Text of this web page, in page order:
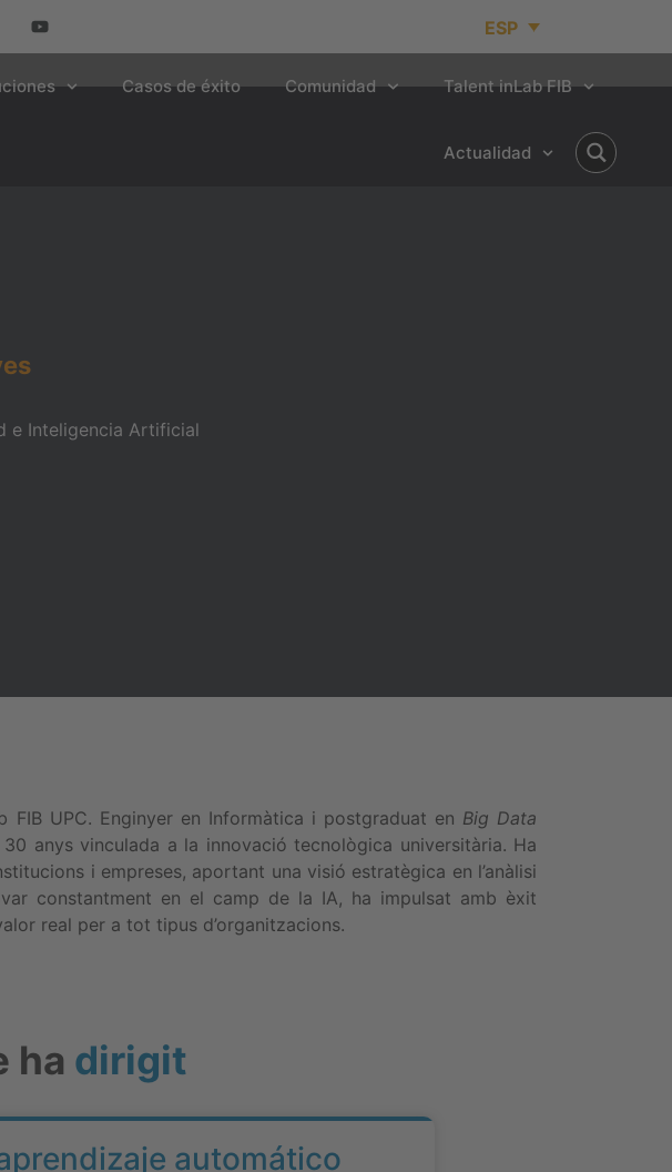
ESP
Casos de éxito Comunidad Talent inLab FIB
Actualidad
e Inteligencia Artificial
FIB UPC. Enginyer en Informàtica i postgraduat en Big Data
anys vinculada a la innovació tecnològica universitària. Ha
i empreses, aportant una visió estratègica en l’anàlisi
constantment en el camp de la IA, ha impulsat amb èxit
real per a tot tipus d’organitzacions.
ha dirigit
automático